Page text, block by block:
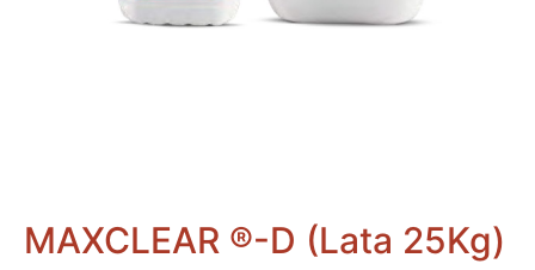
MAXCLEAR ®-D (Lata 25Kg)